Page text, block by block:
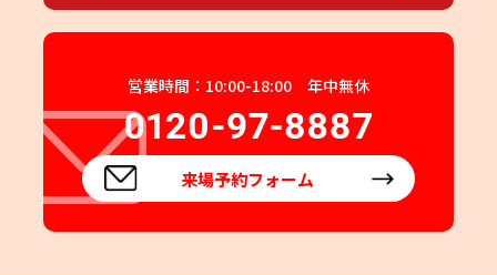
営業時間：10:00-18:00 年中無休
来場予約フォーム